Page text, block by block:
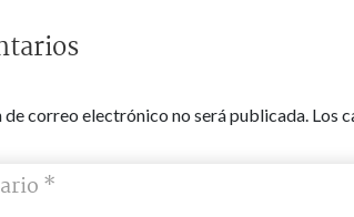
correo electrónico no será publicada. Los